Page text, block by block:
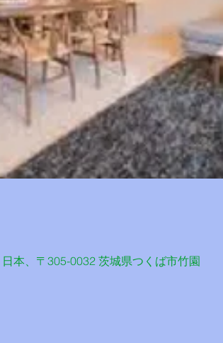
本、〒305-0032 茨城県つくば市竹園